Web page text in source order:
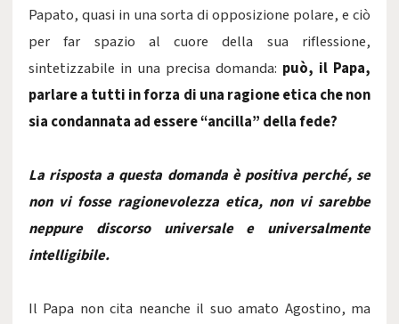
Papato, quasi in una sorta di opposizione polare, e ciò
per far spazio al cuore della sua riflessione,
sintetizzabile in una precisa domanda: può, il Papa,
parlare a tutti in forza di una ragione etica che non
sia condannata ad essere “ancilla” della fede?
La risposta a questa domanda è positiva perché, se
non vi fosse ragionevolezza etica, non vi sarebbe
neppure discorso universale e universalmente
intelligibile.
Il Papa non cita neanche il suo amato Agostino, ma